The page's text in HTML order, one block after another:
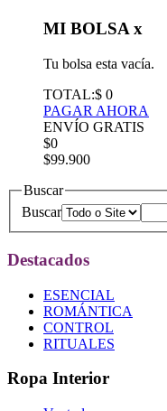
MI BOLSA x
Tu bolsa esta vacía.
TOTAL:$ 0
PAGAR AHORA
ENVÍO GRATIS
$0
$99.900
Buscar
Buscar
Destacados
ESENCIAL
ROMÁNTICA
CONTROL
RITUALES
Ropa Interior